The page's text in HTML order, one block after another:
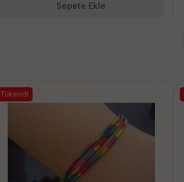
Sepete Ekle
Tükendi